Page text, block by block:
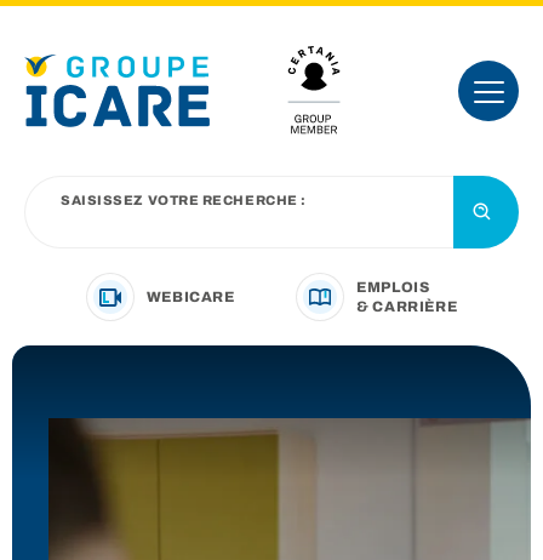
SAISISSEZ VOTRE RECHERCHE :
WEBICARE
EMPLOIS
& CARRIÈRE